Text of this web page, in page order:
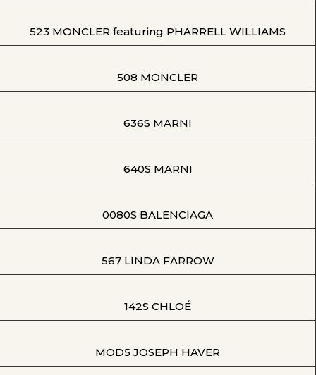
523 MONCLER featuring PHARRELL WILLIAMS
508 MONCLER
636S MARNI
640S MARNI
0080S BALENCIAGA
567 LINDA FARROW
142S CHLOÉ
MOD5 JOSEPH HAVER